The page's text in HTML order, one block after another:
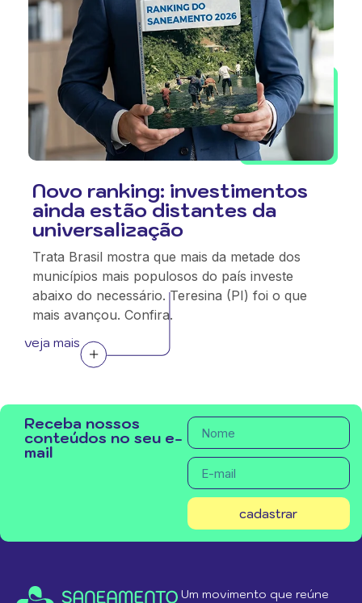
Novo ranking: investimentos
ainda estão distantes da
universalização
Trata Brasil mostra que mais da metade dos
municípios mais populosos do país investe
abaixo do necessário. Teresina (PI) foi o que
mais avançou. Confira.
veja mais
Receba nossos
conteúdos no seu e-
mail
cadastrar
Um movimento que reúne